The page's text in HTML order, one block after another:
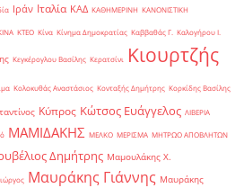
Ιράν Ιταλία ΚΑΔ ΚΑΘΗΜΕΡΙΝΗ ΚΑΝΟΝΙΣΤΙΚΗ
ΚΤΕΟ Κίνα Κίνημα Δημοκρατίας Καββαθάς Γ. Καλογήρου Ι.
Κεγκέρογλου Βασίλης Κερατσίνι
Κιουρτζής
Κολοκυθάς Αναστάσιος Κονταξής Δημήτρης Κορκίδης Βασίλης
Κύπρος Κώτσος Ευάγγελος ΛΙΒΕΡΙΑ
ΜΑΜΙΔΑΚΗΣ ΜΕΛΚΟ ΜΕΡΙΣΜΑ ΜΗΤΡΩΟ ΑΠΟΒΛΗΤΩΝ
Δημήτρης Μαμουλάκης Χ.
Μαυράκης Γιάννης Μαυράκης